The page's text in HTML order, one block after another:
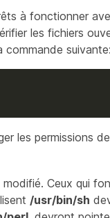
à fonctionner
les fichiers
commande suivante:
les permissions
Ceux qui
/usr/bin/sh